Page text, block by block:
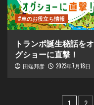
#車のお役立ち情報
トランポ誕生秘話をオ
グショーに直撃！
田端邦彦 2023年7月18日
1 2